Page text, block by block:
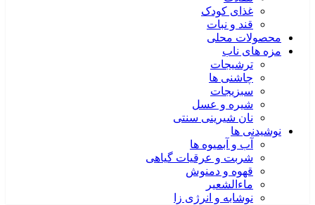
غذای کودک
قند و نبات
محصولات محلی
مزه های ناب
ترشیجات
چاشنی ها
سبزیجات
شیره و عسل
نان شیرینی سنتی
نوشیدنی ها
آب و آبمیوه ها
شربت و عرقیات گیاهی
قهوه و دمنوش
ماءالشعیر
نوشابه و انرژی زا